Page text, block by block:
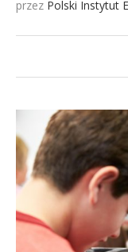
przez Polski Instytut